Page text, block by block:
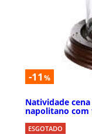
-11 %
Natividade
napolitano com
ESGOTADO